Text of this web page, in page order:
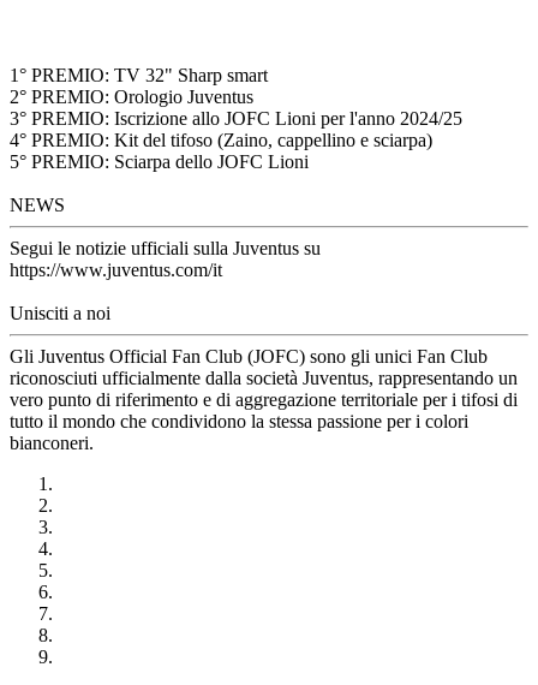
1° PREMIO: TV 32" Sharp smart
2° PREMIO: Orologio Juventus
3° PREMIO: Iscrizione allo JOFC Lioni per l'anno 2024/25
4° PREMIO: Kit del tifoso (Zaino, cappellino e sciarpa)
5° PREMIO: Sciarpa dello JOFC Lioni
NEWS
Segui le notizie ufficiali sulla Juventus su
https://www.juventus.com/it
Unisciti a noi
Gli Juventus Official Fan Club (JOFC) sono gli unici Fan Club
riconosciuti ufficialmente dalla società Juventus, rappresentando un
vero punto di riferimento e di aggregazione territoriale per i tifosi di
tutto il mondo che condividono la stessa passione per i colori
bianconeri.